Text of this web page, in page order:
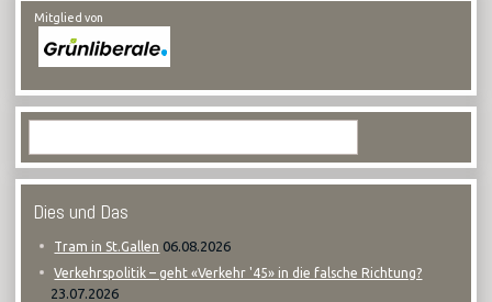
Mitglied von
Dies und Das
Tram in St.Gallen 06.08.2026
Verkehrspolitik – geht «Verkehr '45» in die falsche Richtung?
23.07.2026